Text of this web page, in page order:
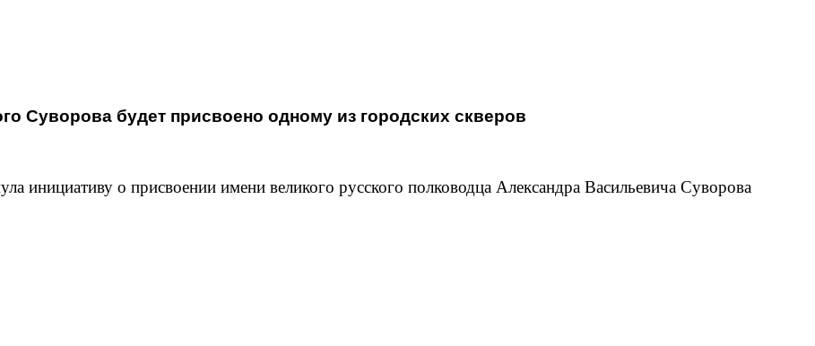
Суворова будет присвоено одному из городских скверов
инициативу о присвоении имени великого русского полководца Александра Васильевича Суворова